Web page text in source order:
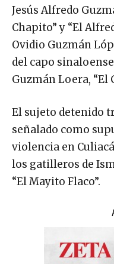
Jesús Alfredo
Chapito” y “El
Ovidio Guzmán
del capo
Guzmán Loera, “El
El sujeto detenido
señalado como
violencia en
los gatilleros de
“El Mayito Flaco”.